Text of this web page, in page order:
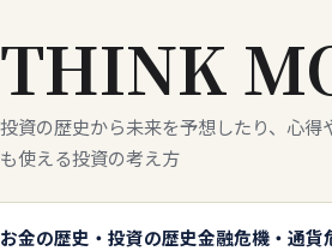
THINK
投資の歴史から未来を予想したり、心
も使える投資の考え方
お金の歴史・投資の歴史金融危機・通貨